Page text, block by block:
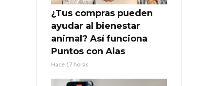
¿Tus compras pueden
ayudar al bienestar
animal? Así funciona
Puntos con Alas
Hace 17 horas